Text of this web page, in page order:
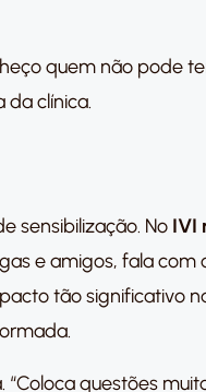
quem não pode
da clínica.
sensibilização. No IVI
e amigos, fala
tão significativo
questões